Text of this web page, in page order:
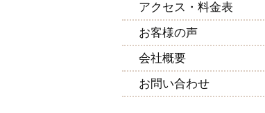
アクセス・料金表
お客様の声
会社概要
お問い合わせ